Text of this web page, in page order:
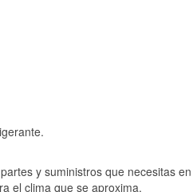
y suministros que necesitas
el clima que se aproxima.